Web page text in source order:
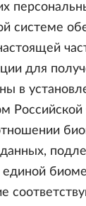
системе
для
в